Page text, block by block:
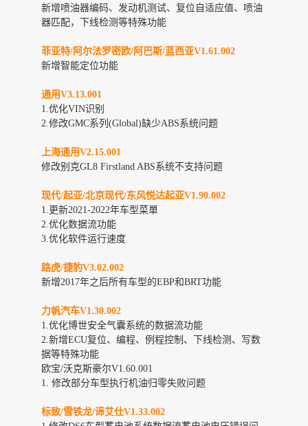
新增喷油器编码、发动机测试、复位自适应值、喷油
器匹配，下线检测等特殊功能
菲亚特/阿尔法罗密欧/阿巴斯/蓝西亚V1.61.002
新增智能定位功能
通用V3.13.001
1.优化VIN识别
2.修改GMC系列(Global)缺少ABS系统问题
上海通用V2.15.001
修改别克GL8 Firstland ABS系统不支持问题
现代/起亚/北京现代/东风悦达起亚V1.90.002
1.更新2021-2022年车型菜單
2.优化数据流功能
3.优化软件运行速度
路虎/捷豹V3.02.002
新增2017年之后所有车型的EBP和BRT功能
力帆汽车V1.30.002
1.优化博世安全气囊系统的数据流功能
2.新增ECU复位、编程、例程控制、下线检测、写数
据等特殊功能
欧宝/沃克斯豪尔V1.60.001
1. 修改部分车型执行机油归零失败问题
标致/雪铁龙/谛艾仕V1.33.002